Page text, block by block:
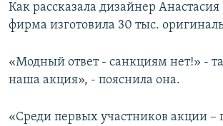
Как рассказала дизайнер
фирма изготовила 30 тыс.
«Модный ответ - санкциям нет!» -
наша акция», - пояснила она.
«Среди первых участников акции –